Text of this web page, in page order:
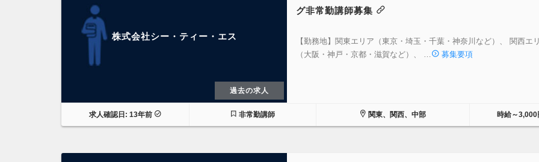
株式会社シー・ティー・エス
過去の求人
グ非常勤講師募集
【勤務地】関東エリア（東京・埼玉・千葉・神奈川など）、 関西エ
（大阪・神戸・京都・滋賀など）、 …
募集要項
求人確認日: 13年前 非常勤講師 関東、関西、中部 時給～3,000